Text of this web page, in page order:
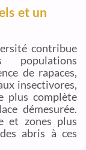
et un
contribue
de rapaces,
insectivores,
plus complète
démesurée.
et zones plus
abris à ces